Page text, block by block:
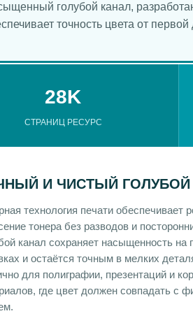
голубой канал,
точность цвета от
28K
СТРАНИЦ РЕСУРС
И ЧИСТЫЙ ГОЛУБОЙ
технология печати обеспечивает
тонера без разводов и
канал сохраняет насыщенность на
и остаётся точным в мелких
для полиграфии, презентаций и
где цвет должен совпадать с